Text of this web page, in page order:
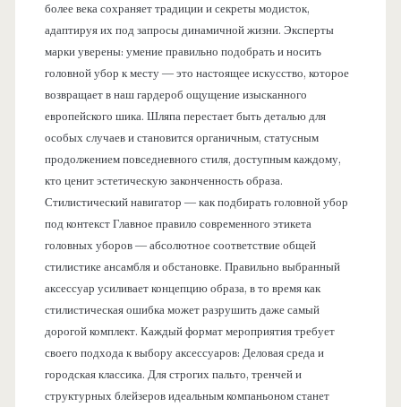
более века сохраняет традиции и секреты модисток,
адаптируя их под запросы динамичной жизни. Эксперты
марки уверены: умение правильно подобрать и носить
головной убор к месту — это настоящее искусство, которое
возвращает в наш гардероб ощущение изысканного
европейского шика. Шляпа перестает быть деталью для
особых случаев и становится органичным, статусным
продолжением повседневного стиля, доступным каждому,
кто ценит эстетическую законченность образа.
Стилистический навигатор — как подбирать головной убор
под контекст Главное правило современного этикета
головных уборов — абсолютное соответствие общей
стилистике ансамбля и обстановке. Правильно выбранный
аксессуар усиливает концепцию образа, в то время как
стилистическая ошибка может разрушить даже самый
дорогой комплект. Каждый формат мероприятия требует
своего подхода к выбору аксессуаров: Деловая среда и
городская классика. Для строгих пальто, тренчей и
структурных блейзеров идеальным компаньоном станет